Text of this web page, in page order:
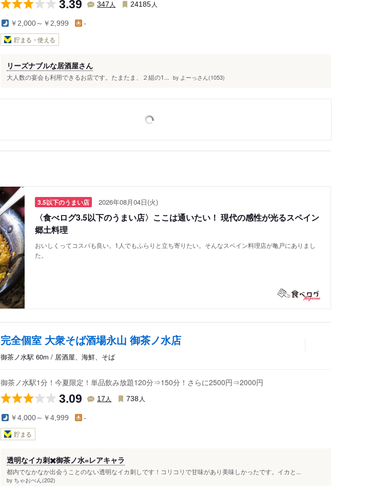
3.39 347 人 24185 人
￥2,000～￥2,999 -
貯まる・使える
リーズナブルな居酒屋さん
大人数の宴会も利用できるお店です。たまたま、２組の1... by よーっさん(1053)
3.5以下のうまい店 2026年08月04日(火)
〈食べログ3.5以下のうまい店〉ここは通いたい！ 現代の感性が光るスペイン
郷土料理
おいしくってコスパも良い。1人でもふらりと立ち寄りたい。そんなスペイン料理店が亀戸にありまし
た。
完全個室 大衆そば酒場永山 御茶ノ水店
御茶ノ水駅 60m / 居酒屋、海鮮、そば
御茶ノ水駅1分！今夏限定！単品飲み放題120分⇒150分！さらに2500円⇒2000円
3.09 17 人 738 人
￥4,000～￥4,999 -
貯まる
透明なイカ刺✖️御茶ノ水=レアキャラ
都内でなかなか出会うことのない透明なイカ刺しです！コリコリで甘味があり美味しかったです。イカと...
by ちゃおべん(202)